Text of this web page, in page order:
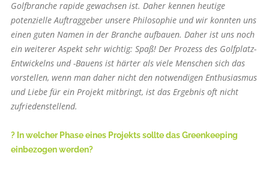
Golfbranche rapide gewachsen ist. Daher kennen heutige
potenzielle Auftraggeber unsere Philosophie und wir konnten uns
einen guten Namen in der Branche aufbauen. Daher ist uns noch
ein weiterer Aspekt sehr wichtig: Spaß! Der Prozess des Golfplatz-
Entwickelns und -Bauens ist härter als viele Menschen sich das
vorstellen, wenn man daher nicht den notwendigen Enthusiasmus
und Liebe für ein Projekt mitbringt, ist das Ergebnis oft nicht
zufriedenstellend.
? In welcher Phase eines Projekts sollte das Greenkeeping
einbezogen werden?